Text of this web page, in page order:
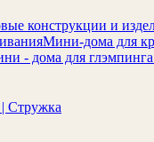
конструкции и
Мини-дома для
- дома для глэмпинга
Стружка